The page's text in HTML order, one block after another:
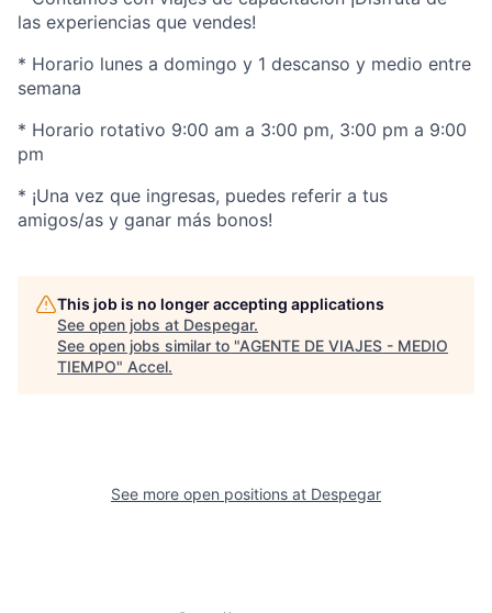
las experiencias que vendes!
* Horario lunes a domingo y 1 descanso y medio entre
semana
* Horario rotativo 9:00 am a 3:00 pm, 3:00 pm a 9:00
pm
* ¡Una vez que ingresas, puedes referir a tus
amigos/as y ganar más bonos!
This job is no longer accepting applications
See open jobs at Despegar.
See open jobs similar to "AGENTE DE VIAJES - MEDIO
TIEMPO" Accel.
See more open positions at Despegar